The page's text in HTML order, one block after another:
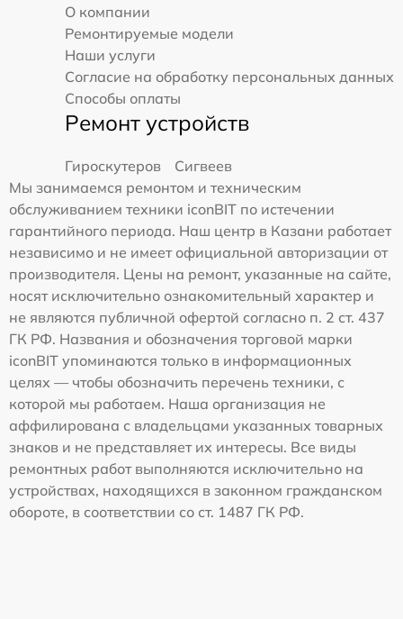
О компании
Ремонтируемые модели
Наши услуги
Согласие на обработку персональных данных
Способы оплаты
Ремонт устройств
Гироскутеров
Сигвеев
Мы занимаемся ремонтом и техническим
обслуживанием техники iconBIT по истечении
гарантийного периода. Наш центр в Казани работает
независимо и не имеет официальной авторизации от
производителя. Цены на ремонт, указанные на сайте,
носят исключительно ознакомительный характер и
не являются публичной офертой согласно п. 2 ст. 437
ГК РФ. Названия и обозначения торговой марки
iconBIT упоминаются только в информационных
целях — чтобы обозначить перечень техники, с
которой мы работаем. Наша организация не
аффилирована с владельцами указанных товарных
знаков и не представляет их интересы. Все виды
ремонтных работ выполняются исключительно на
устройствах, находящихся в законном гражданском
обороте, в соответствии со ст. 1487 ГК РФ.